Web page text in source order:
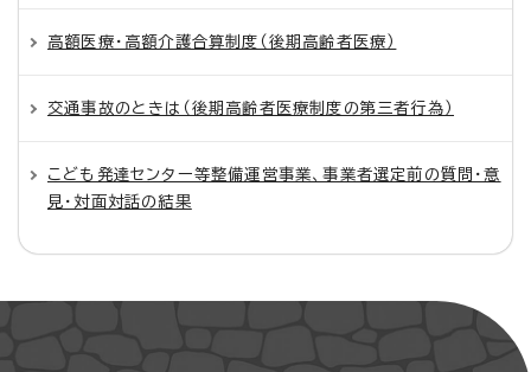
高額医療・高額介護合算制度（後期高齢者医療）
交通事故のときは（後期高齢者医療制度の第三者行為）
こども発達センター等整備運営事業、事業者選定前の質問・意
見・対面対話の結果